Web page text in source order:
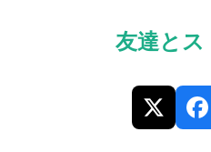
友達とス